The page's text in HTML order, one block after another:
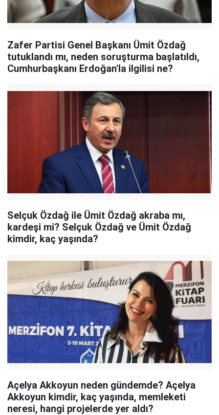
Zafer Partisi Genel Başkanı Ümit Özdağ
tutuklandı mı, neden soruşturma başlatıldı,
Cumhurbaşkanı Erdoğan'la ilgilisi ne?
Selçuk Özdağ ile Ümit Özdağ akraba mı,
kardeşi mi? Selçuk Özdağ ve Ümit Özdağ
kimdir, kaç yaşında?
Açelya Akkoyun neden gündemde? Açelya
Akkoyun kimdir, kaç yaşında, memleketi
neresi, hangi projelerde yer aldı?